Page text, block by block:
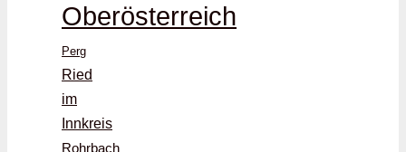
Oberösterreich
Perg
Ried
im
Innkreis
Rohrbach